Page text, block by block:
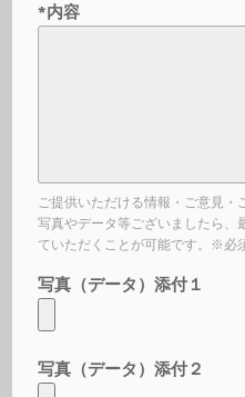
*内容
ご提供いただける情報・ご意見・
写真やデータ等ございましたら、
ていただくことが可能です。※必
写真（データ）添付１
写真（データ）添付２